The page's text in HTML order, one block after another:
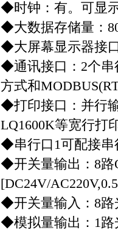
◆时钟：有。可显
◆大数据存储量：
◆大屏幕显示器接
◆通讯接口：2个串
方式和
◆打印接口：并行
LQ1600K等宽行打
◆串行口1可配接
◆开关量输出：8路
[DC24V/
◆开关量输入：8路
◆模拟量输出：1路